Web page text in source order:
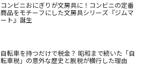
コンビニおにぎりが文房具に！コンビニの定番
商品をモチーフにした文房具シリーズ『ジムマ
ート』誕生
自転車を持つだけで税金？ 昭和まで続いた「自
転車税」の意外な歴史と脱税が横行した理由